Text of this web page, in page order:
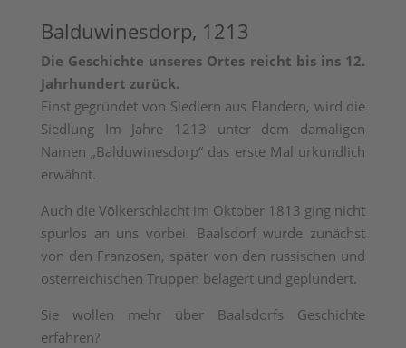
Balduwinesdorp, 1213
Die Geschichte unseres Ortes reicht bis ins 12.
Jahrhundert zurück.
Einst gegründet von Siedlern aus Flandern, wird die
Siedlung Im Jahre 1213 unter dem damaligen
Namen „Balduwinesdorp“ das erste Mal urkundlich
erwähnt.
Auch die Völkerschlacht im Oktober 1813 ging nicht
spurlos an uns vorbei. Baalsdorf wurde zunächst
von den Franzosen, später von den russischen und
österreichischen Truppen belagert und geplündert.
Sie wollen mehr über Baalsdorfs Geschichte
erfahren?